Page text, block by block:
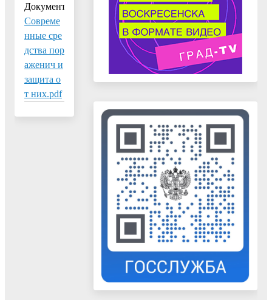
Документ:
Совреме
нные сре
дства пор
аженич и
защита о
т них.pdf